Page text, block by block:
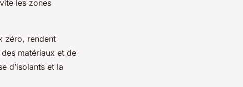
les zones
zéro, rendent
matériaux et de
d’isolants et la